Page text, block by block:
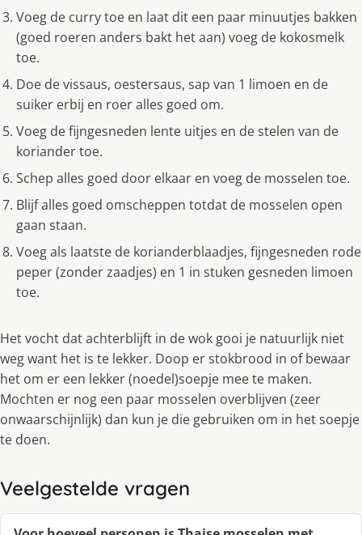
Voeg de curry toe en laat dit een paar minuutjes bakken
(goed roeren anders bakt het aan) voeg de kokosmelk
toe.
Doe de vissaus, oestersaus, sap van 1 limoen en de
suiker erbij en roer alles goed om.
Voeg de fijngesneden lente uitjes en de stelen van de
koriander toe.
Schep alles goed door elkaar en voeg de mosselen toe.
Blijf alles goed omscheppen totdat de mosselen open
gaan staan.
Voeg als laatste de korianderblaadjes, fijngesneden rode
peper (zonder zaadjes) en 1 in stuken gesneden limoen
toe.
Het vocht dat achterblijft in de wok gooi je natuurlijk niet
weg want het is te lekker. Doop er stokbrood in of bewaar
het om er een lekker (noedel)soepje mee te maken.
Mochten er nog een paar mosselen overblijven (zeer
onwaarschijnlijk) dan kun je die gebruiken om in het soepje
te doen.
Veelgestelde vragen